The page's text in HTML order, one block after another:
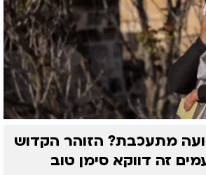
מתעכבת? הזוהר הקדוש
זה דווקא סימן טוב